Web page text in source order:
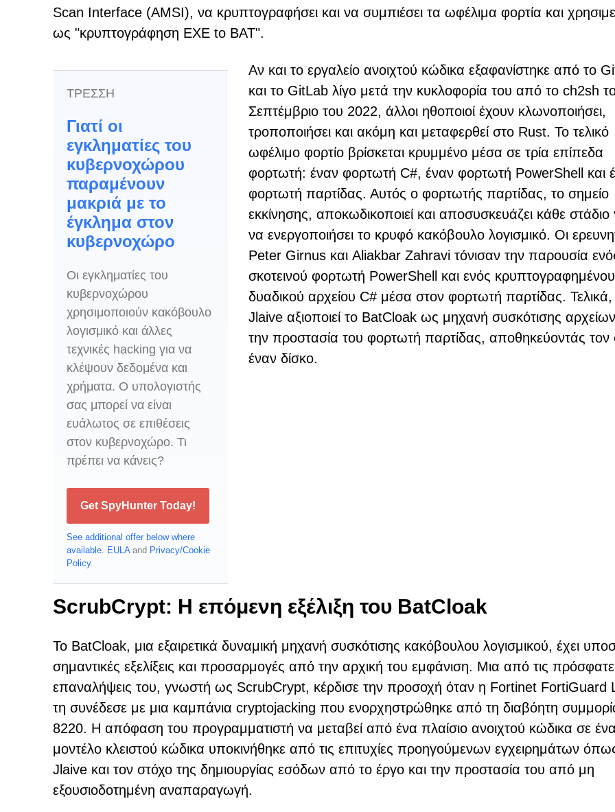
Scan Interface (AMSI), να κρυπτογραφήσει και να συμπιέσει τα ωφέλιμα φορτία και
ως "κρυπτογράφηση EXE to BAT".
ΤΡΕΣΣΗ
Γιατί οι
εγκληματίες του
κυβερνοχώρου
παραμένουν
μακριά με το
έγκλημα στον
κυβερνοχώρο
Οι εγκληματίες του
κυβερνοχώρου
χρησιμοποιούν κακόβουλο
λογισμικό και άλλες
τεχνικές hacking για να
κλέψουν δεδομένα και
χρήματα. Ο υπολογιστής
σας μπορεί να είναι
ευάλωτος σε επιθέσεις
στον κυβερνοχώρο. Τι
πρέπει να κάνεις?
Get SpyHunter Today!
See additional offer below where
available. EULAand Privacy/Cookie
Policy.
Αν και το εργαλείο ανοιχτού κώδικα εξαφανίστηκε από το
και το GitLab λίγο μετά την κυκλοφορία του από το ch2sh
Σεπτέμβριο του 2022, άλλοι ηθοποιοί έχουν κλωνοποιήσει,
τροποποιήσει και ακόμη και μεταφερθεί στο Rust. Το τελικό
ωφέλιμο φορτίο βρίσκεται κρυμμένο μέσα σε τρία επίπεδα
φορτωτή: έναν φορτωτή C#, έναν φορτωτή PowerShell και
φορτωτή παρτίδας. Αυτός ο φορτωτής παρτίδας, το σημείο
εκκίνησης, αποκωδικοποιεί και αποσυσκευάζει κάθε στάδιο
να ενεργοποιήσει το κρυφό κακόβουλο λογισμικό. Οι
Peter Girnus και Aliakbar Zahravi τόνισαν την παρουσία
σκοτεινού φορτωτή PowerShell και ενός κρυπτογραφημένου
δυαδικού αρχείου C# μέσα στον φορτωτή παρτίδας.
Jlaive αξιοποιεί το BatCloak ως μηχανή συσκότισης
την προστασία του φορτωτή παρτίδας, αποθηκεύοντάς τον
έναν δίσκο.
ScrubCrypt: Η επόμενη εξέλιξη του BatCloak
Το BatCloak, μια εξαιρετικά δυναμική μηχανή συσκότισης κακόβουλου λογισμικού, έχει
σημαντικές εξελίξεις και προσαρμογές από την αρχική του εμφάνιση. Μια από τις
επαναλήψεις του, γνωστή ως ScrubCrypt, κέρδισε την προσοχή όταν η Fortinet FortiGuard
τη συνέδεσε με μια καμπάνια cryptojacking που ενορχηστρώθηκε από τη διαβόητη
8220. Η απόφαση του προγραμματιστή να μεταβεί από ένα πλαίσιο ανοιχτού κώδικα σε ένα
μοντέλο κλειστού κώδικα υποκινήθηκε από τις επιτυχίες προηγούμενων εγχειρημάτων
Jlaive και τον στόχο της δημιουργίας εσόδων από το έργο και την προστασία του από μη
εξουσιοδοτημένη αναπαραγωγή.